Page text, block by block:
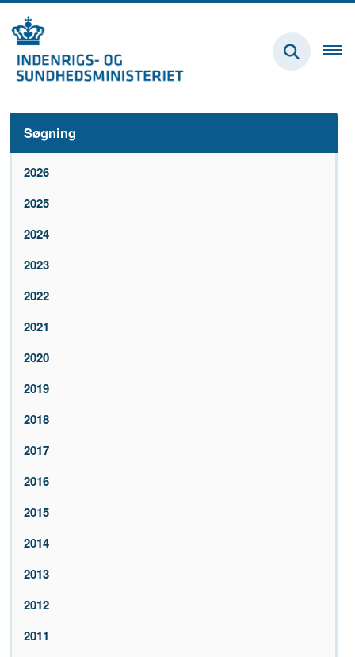
Søgning
2026
2025
2024
2023
2022
2021
2020
2019
2018
2017
2016
2015
2014
2013
2012
2011